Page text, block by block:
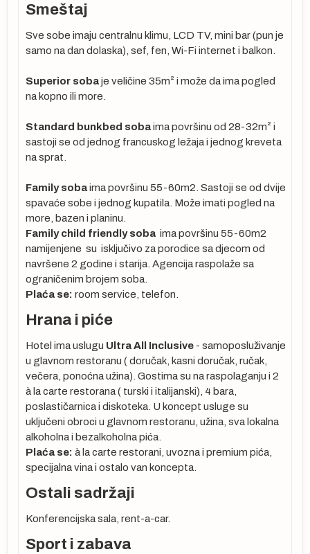
Smeštaj
Sve sobe imaju centralnu klimu, LCD TV, mini bar (pun je
samo na dan dolaska), sef, fen, Wi-Fi internet i balkon.
Superior sobaje veličine 35m² i može da ima pogled
na kopno ili more.
Standard bunkbed sobaima površinu od 28-32m² i
sastoji se od jednog francuskog ležaja i jednog kreveta
na sprat.
Family sobaima površinu 55-60m2. Sastoji se od dvije
spavaće sobe i jednog kupatila. Može imati pogled na
more, bazen i planinu.
Family child friendly soba ima površinu 55-60m2
namijenjene su isključivo za porodice sa djecom od
navršene 2 godine i starija. Agencija raspolaže sa
ograničenim brojem soba.
Plaća se: room service, telefon.
Hrana i piće
Hotel ima uslugu Ultra All Inclusive - samoposluživanje
u glavnom restoranu ( doručak, kasni doručak, ručak,
večera, ponoćna užina). Gostima su na raspolaganju i 2
à la carte restorana ( turski i italijanski), 4 bara,
poslastičarnica i diskoteka. U koncept usluge su
uključeni obroci u glavnom restoranu, užina, sva lokalna
alkoholna i bezalkoholna pića.
Plaća se: à la carte restorani, uvozna i premium pića,
specijalna vina i ostalo van koncepta.
Ostali sadržaji
Konferencijska sala, rent-a-car.
Sport i zabava